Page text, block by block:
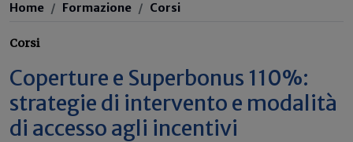
Home Formazione Corsi
Corsi
Coperture e Superbonus 110%:
strategie di intervento e modalità
di accesso agli incentivi